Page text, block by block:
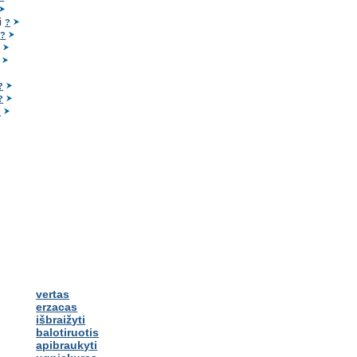
?
?
vertas
erzacas
išbraižyti
balotiruotis
apibraukyti